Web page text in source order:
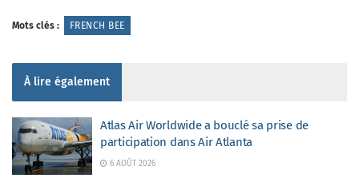
Mots clés : FRENCH BEE
À lire également
Atlas Air Worldwide a bouclé sa prise de
participation dans Air Atlanta
6 AOÛT 2026